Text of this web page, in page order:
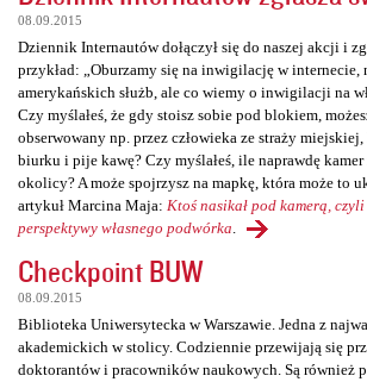
08.09.2015
Dziennik Internautów dołączył się do naszej akcji i
przykład: „Oburzamy się na inwigilację w internecie,
amerykańskich służb, ale co wiemy o inwigilacji na
Czy myślałeś, że gdy stoisz sobie pod blokiem,
obserwowany np. przez człowieka ze straży
biurku i pije kawę? Czy myślałeś, ile naprawdę
okolicy? A może spojrzysz na mapkę, która może to
artykuł Marcina Maja: Ktoś nasikał pod kamerą,
perspektywy własnego podwórka
Checkpoint BUW
08.09.2015
Biblioteka Uniwersytecka w Warszawie. Jedna z
akademickich w stolicy. Codziennie przewijają się
doktorantów i pracowników naukowych. Są również